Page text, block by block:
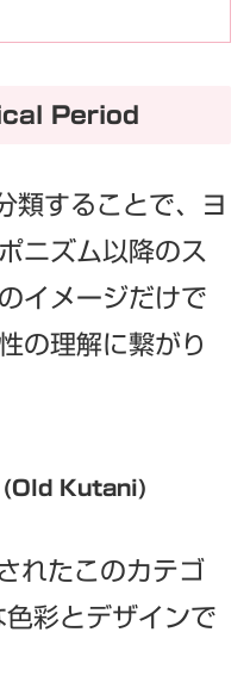
Period
類することで、ヨ
ニズム以降のス
イメージだけで
の理解に繋がり
(Old Kutani)
れたこのカテゴ
彩とデザインで